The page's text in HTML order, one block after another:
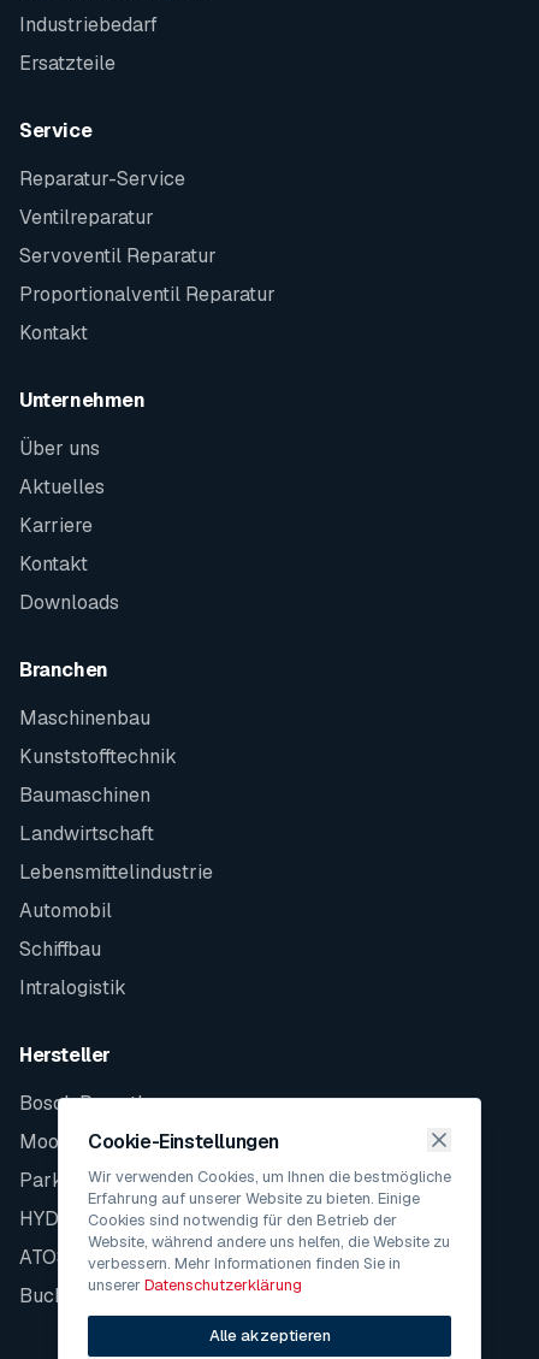
Industriebedarf
Ersatzteile
Service
Reparatur-Service
Ventilreparatur
Servoventil Reparatur
Proportionalventil Reparatur
Kontakt
Unternehmen
Über uns
Aktuelles
Karriere
Kontakt
Downloads
Branchen
Maschinenbau
Kunststofftechnik
Baumaschinen
Landwirtschaft
Lebensmittelindustrie
Automobil
Schiffbau
Intralogistik
Hersteller
Bosch Rexroth
Moog
Parker
HYDAC
ATOS
Bucher
Cookie-Einstellungen
Wir verwenden Cookies, um Ihnen die bestmögliche
Erfahrung auf unserer Website zu bieten. Einige
Cookies sind notwendig für den Betrieb der
Website, während andere uns helfen, die Website zu
verbessern. Mehr Informationen finden Sie in
unsererDatenschutzerklärung
Alle akzeptieren